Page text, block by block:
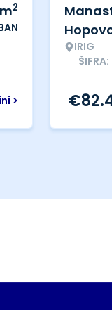
m2
>
IRIG
€